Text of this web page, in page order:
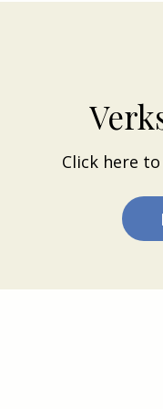
Click here